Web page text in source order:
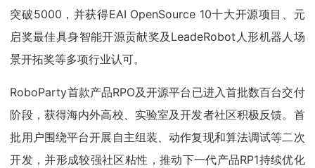
突破5000，并获得EAI OpenSource 10十大开源项目、元
启奖最佳具身智能开源贡献奖及LeadeRobot人形机器人场
景开拓奖等多项行业认可。
RoboParty首款产品RPO及开源平台已进入首批数百台交付
阶段，获得海内外高校、实验室及开发者社区积极反馈。首
批用户围绕平台开展自主组装、动作复现和算法调试等二次
开发，并形成较强社区粘性，推动下一代产品RP1持续优化